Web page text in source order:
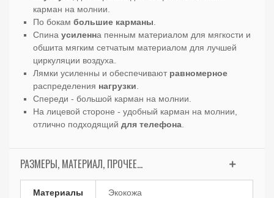
карман на молнии.
По бокамбольшие карманы
Спина усиленна пенным материалом для мягкости и
обшита мягким сетчатым материалом для лучшей
циркуляции воздуха.
Лямки усиленны и обеспечивают равномерное
распределения нагрузки
Спереди - большой карман на молнии.
На лицевой стороне - удобный карман на молнии,
отлично подходящийдля телефона
РАЗМЕРЫ, МАТЕРИАЛ, ПРОЧЕЕ...
Материалы Экокожа